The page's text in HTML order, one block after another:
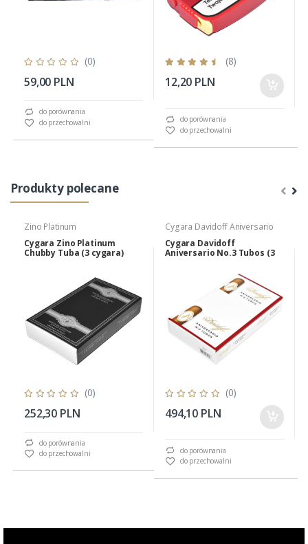
(0)
59,00 PLN
do porównania
do przechowalni
(8)
12,20 PLN
do porównania
do przechowalni
Produkty polecane
Zino Platinum
Cygara Zino Platinum
Chubby Tuba (3 cygara)
(0)
252,30 PLN
do porównania
do przechowalni
Cygara Davidoff Aniversario
Cygara Davidoff
Aniversario No.3 Tubos (3
(0)
494,10 PLN
do porównania
do przechowalni